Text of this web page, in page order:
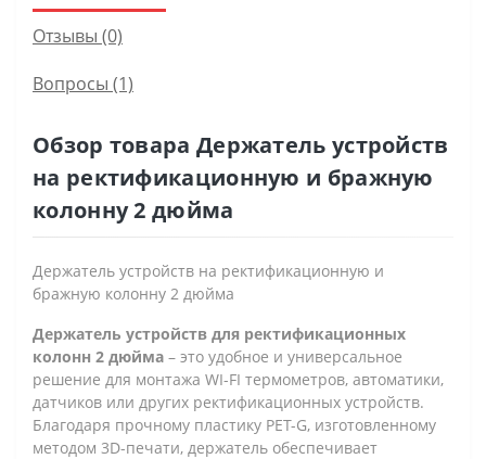
Отзывы (0)
Вопросы (1)
Обзор товара Держатель устройств
на ректификационную и бражную
колонну 2 дюйма
Держатель устройств на ректификационную и
бражную колонну 2 дюйма
Держатель устройств для ректификационных
колонн 2 дюйма – это удобное и универсальное
решение для монтажа WI-FI термометров, автоматики,
датчиков или других ректификационных устройств.
Благодаря прочному пластику PET-G, изготовленному
методом 3D-печати, держатель обеспечивает